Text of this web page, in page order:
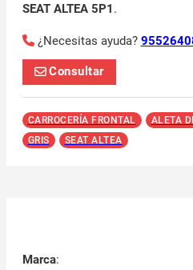
SEAT ALTEA 5P1 .
¿Necesitas ayuda?
Consultar
CARROCERÍA FRONTAL
ALETA
GRIS
SEAT ALTEA
Marca: